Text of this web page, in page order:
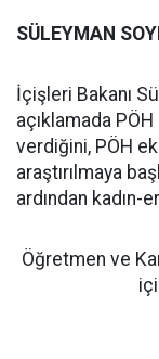
SÜLEYMAN
İçişleri Bakanı
açıklamada
verdiğini, PÖH
araştırılmaya
ardından kadın-
Öğretmen ve